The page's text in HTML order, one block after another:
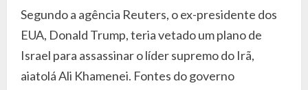
Segundo a agência Reuters, o ex-presidente dos
EUA, Donald Trump, teria vetado um plano de
Israel para assassinar o líder supremo do Irã,
aiatolá Ali Khamenei. Fontes do governo